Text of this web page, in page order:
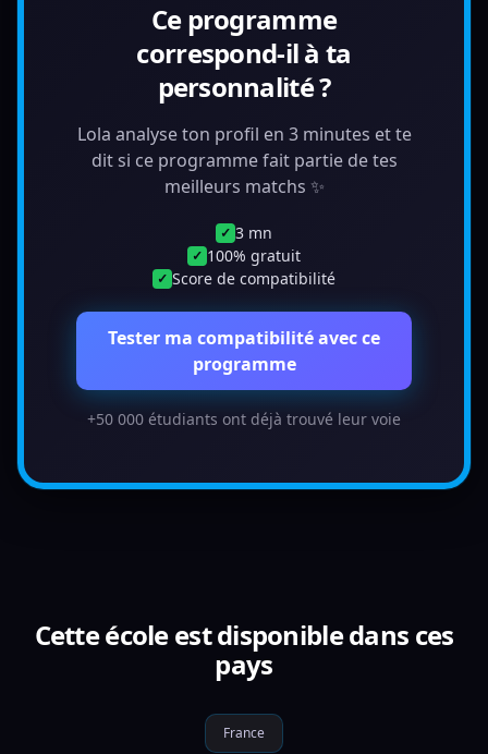
Ce programme
correspond-il à ta
personnalité ?
Lola analyse ton profil en 3 minutes et te
dit si ce programme fait partie de tes
meilleurs matchs ✨
✓ 3 mn
✓ 100% gratuit
✓ Score de compatibilité
Tester ma compatibilité avec ce
programme
+50 000 étudiants ont déjà trouvé leur voie
Cette école est disponible dans ces
pays
France